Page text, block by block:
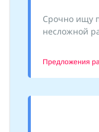
Срочно ищу
несложной
Предложения